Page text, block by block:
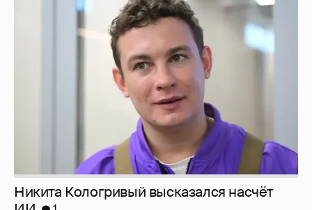
Никита Кологривый высказался насчёт